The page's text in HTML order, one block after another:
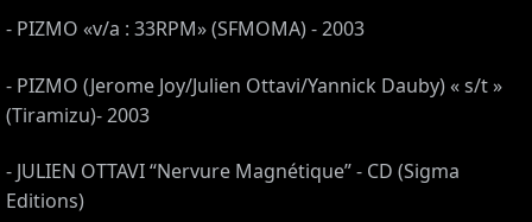
- PIZMO «v/a : 33RPM» (SFMOMA) - 2003
- PIZMO (Jerome Joy/Julien Ottavi/Yannick Dauby) « s/t »
(Tiramizu)- 2003
- JULIEN OTTAVI “Nervure Magnétique” - CD (Sigma
Editions)